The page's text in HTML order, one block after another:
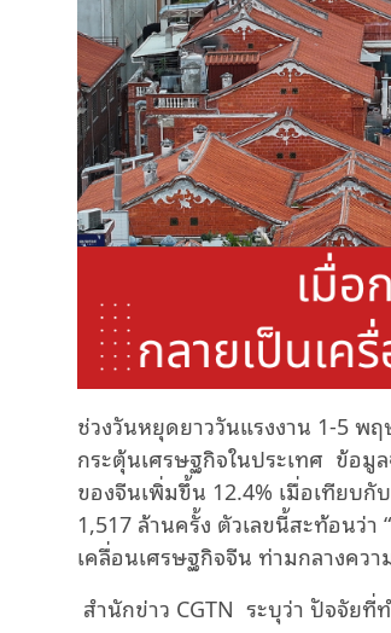
ช่วงวันหยุดยาววันแรงงาน 1-5 พ
กระตุ้นเศรษฐกิจในประเทศ ข้อมู
ของจีนเพิ่มขึ้น 12.4% เมื่อเทียบ
1,517 ล้านครั้ง ตัวเลขนี้สะท้อนว่า
เคลื่อนเศรษฐกิจจีน ท่ามกลางคว
สำนักข่าว CGTN ระบุว่า ปัจจัยที่